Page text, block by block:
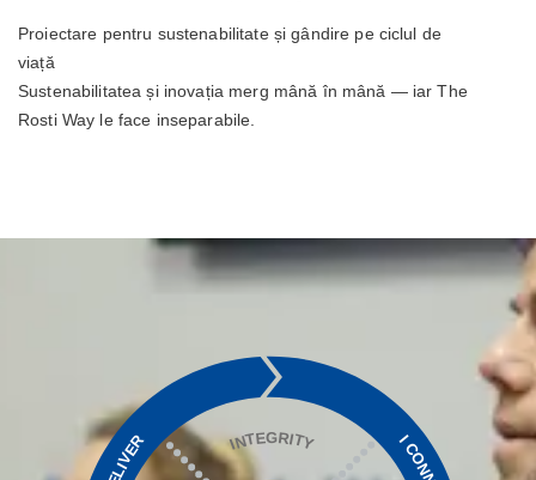
Proiectare pentru sustenabilitate și gândire pe ciclul de
viață
Sustenabilitatea și inovația merg mână în mână — iar The
Rosti Way le face inseparabile.